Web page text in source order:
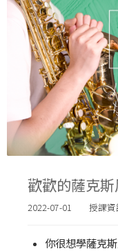
歡歡的薩克斯
2022-07-01 授課資
你很想學薩克